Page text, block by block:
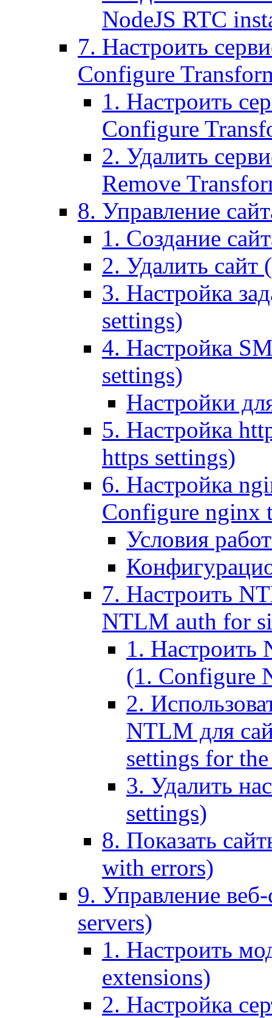
NodeJS RTC
7. Настроить
Configure
1. Настроить
Configure
2. Удалить
Remove
8. Управление
1. Создание
2. Удалить сайт
3. Настройка
settings)
4. Настройка
settings)
Настройки
5. Настройка
https settings)
6. Настройка
Configure nginx
Условия
7. Настроить
NTLM auth for
1. Настроить
(1. Configure
2.
NTLM для
settings for
3. Удалить
settings)
8. Показать
with errors)
9. Управление
servers)
1. Настроить
extensions)
2. Настройка